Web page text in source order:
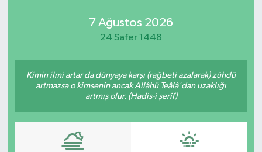
7 Ağustos 2026
24 Safer 1448
Kimin ilmi artar da dünyaya karşı (rağbeti azalarak) zühdü
artmazsa o kimsenin ancak Allâhü Teâlâ'dan uzaklığı
artmış olur. (Hadis-i şerif)